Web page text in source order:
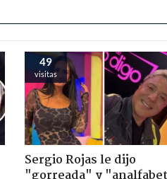
49
visitas
Sergio Rojas le dijo